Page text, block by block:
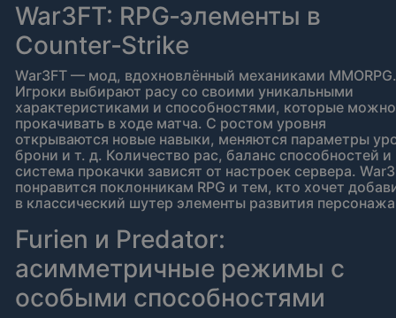
War3FT: RPG‑элементы в
Counter‑Strike
War3FT — мод, вдохновлённый механиками MMORPG.
Игроки выбирают расу со своими уникальными
характеристиками и способностями, которые можно
прокачивать в ходе матча. С ростом уровня
открываются новые навыки, меняются параметры
брони и т. д. Количество рас, баланс способностей и
система прокачки зависят от настроек сервера.
понравится поклонникам RPG и тем, кто хочет
в классический шутер элементы развития
Furien и Predator:
асимметричные режимы с
особыми способностями